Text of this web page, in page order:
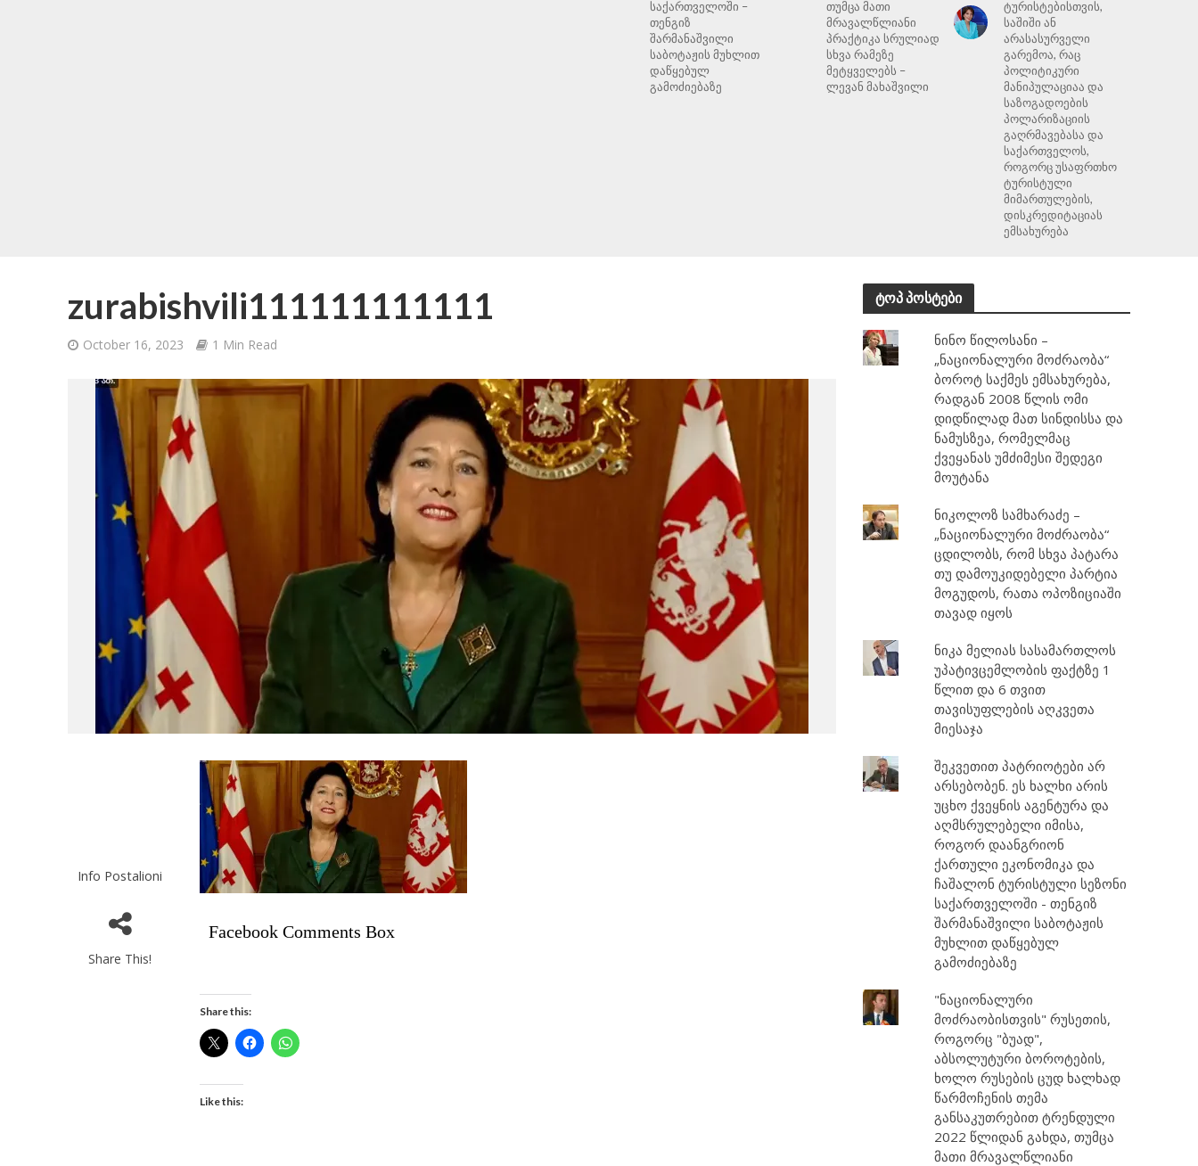
საქართველოში –
თენგიზ
შარმანაშვილი
საბოტაჟის მუხლით
დაწყებულ
გამოძიებაზე
თუმცა მათი
მრავალწლიანი
პრაქტიკა სრულიად
სხვა რამეზე
მეტყველებს –
ლევან მახაშვილი
ტურისტებისთვის,
საშიში ან
არასასურველი
გარემოა, რაც
პოლიტიკური
მანიპულაციაა და
საზოგადოების
პოლარიზაციის
გაღრმავებასა და
საქართველოს,
როგორც უსაფრთხო
ტურისტული
მიმართულების,
დისკრედიტაციას
ემსახურება
zurabishvili111111111111
October 16, 2023 1 Min Read
Info Postalioni
Share This!
Facebook Comments Box
Share this:
Like this:
ტოპ პოსტები
ნინო წილოსანი –
„ნაციონალური მოძრაობა“
ბოროტ საქმეს ემსახურება,
რადგან 2008 წლის ომი
დიდწილად მათ სინდისსა და
ნამუსზეა, რომელმაც
ქვეყანას უმძიმესი შედეგი
მოუტანა
ნიკოლოზ სამხარაძე –
„ნაციონალური მოძრაობა“
ცდილობს, რომ სხვა პატარა
თუ დამოუკიდებელი პარტია
მოგუდოს, რათა ოპოზიციაში
თავად იყოს
ნიკა მელიას სასამართლოს
უპატივცემლობის ფაქტზე 1
წლით და 6 თვით
თავისუფლების აღკვეთა
მიესაჯა
შეკვეთით პატრიოტები არ
არსებობენ. ეს ხალხი არის
უცხო ქვეყნის აგენტურა და
აღმსრულებელი იმისა,
როგორ დაანგრიონ
ქართული ეკონომიკა და
ჩაშალონ ტურისტული სეზონი
საქართველოში - თენგიზ
შარმანაშვილი საბოტაჟის
მუხლით დაწყებულ
გამოძიებაზე
"ნაციონალური
მოძრაობისთვის" რუსეთის,
როგორც "ბუად",
აბსოლუტური ბოროტების,
ხოლო რუსების ცუდ ხალხად
წარმოჩენის თემა
განსაკუთრებით ტრენდული
2022 წლიდან გახდა, თუმცა
მათი მრავალწლიანი